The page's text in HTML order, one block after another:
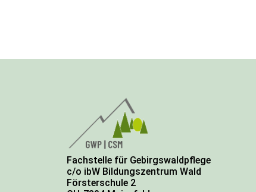
Fachstelle für Gebirgswaldpflege
c/o ibW Bildungszentrum Wald
Försterschule 2